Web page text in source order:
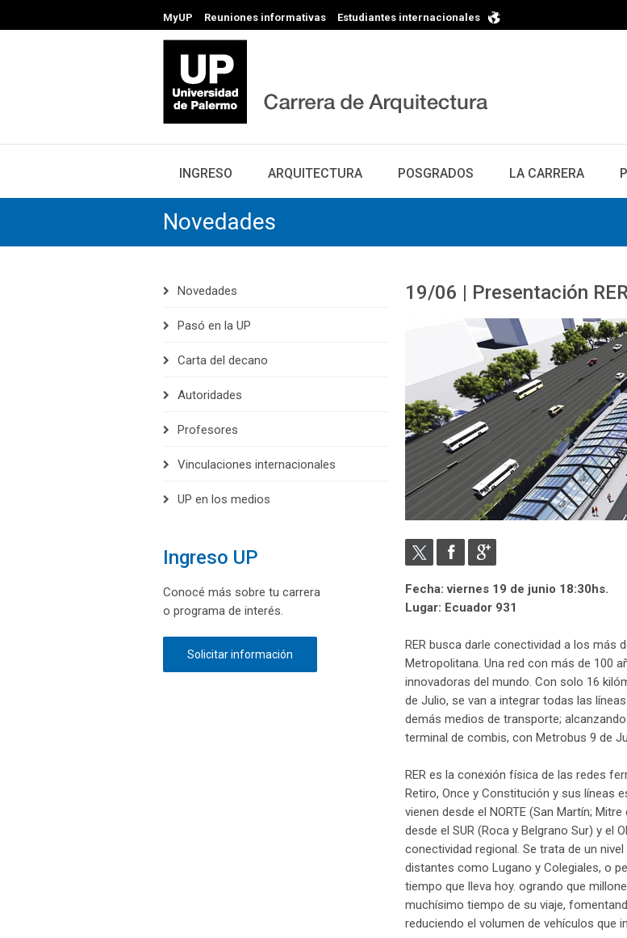
MyUP Reuniones informativas Estudiantes internacionales
INGRESO ARQUITECTURA POSGRADOS LA CARRERA
Novedades
19/06 | Presentación
Fecha: viernes 19 de junio 18:30hs.
Lugar: Ecuador 931
RER busca darle conectividad a los más
Metropolitana. Una red con más de 100
innovadoras del mundo. Con solo 16
de Julio, se van a integrar todas las
demás medios de transporte;
terminal de combis, con Metrobus 9 de
RER es la conexión física de las redes
Retiro, Once y Constitución y sus líneas
vienen desde el NORTE (San Martín;
desde el SUR (Roca y Belgrano Sur) y el
conectividad regional. Se trata de un
distantes como Lugano y Colegiales, o
tiempo que lleva hoy. ogrando que
muchísimo tiempo de su viaje,
reduciendo el volumen de vehículos que
Novedades
Pasó en la UP
Carta del decano
Autoridades
Profesores
Vinculaciones internacionales
UP en los medios
Ingreso UP
Conocé más sobre tu carrera
o programa de interés.
Solicitar información